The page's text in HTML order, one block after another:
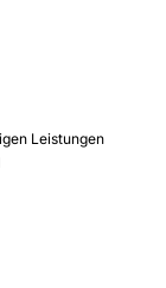
Leistungen